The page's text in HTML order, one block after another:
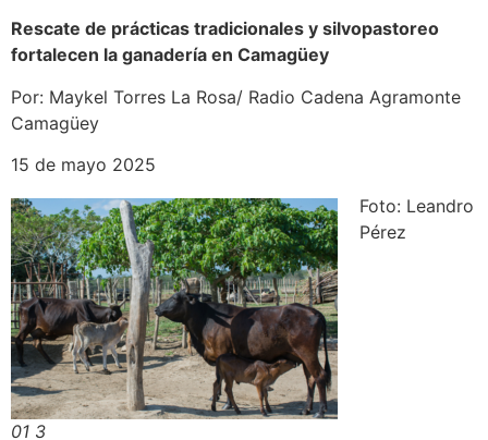
Rescate de prácticas tradicionales y silvopastoreo
fortalecen la ganadería en Camagüey
Por: Maykel Torres La Rosa/ Radio Cadena Agramonte
Camagüey
15 de mayo 2025
01 3
Foto: Leandro
Pérez